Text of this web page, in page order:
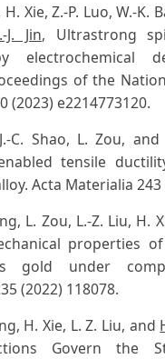
Xie, Z.-P. Luo, W.-K.
J. Jin, Ultrastrong
electrochemical
of the
(2023) e2214773120.
C. Shao, L. Zou, and
tensile
Acta Materialia 243
L. Zou, L.-Z. Liu, H.
properties
gold under
(2022) 118078.
H. Xie, L. Z. Liu, and
Govern the